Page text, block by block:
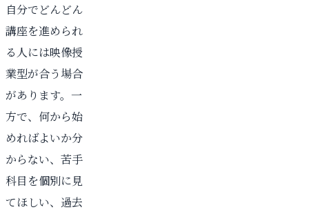
自分でどんどん
講座を進められ
る人には映像授
業型が合う場合
があります。一
方で、何から始
めればよいか分
からない、苦手
科目を個別に見
てほしい、過去